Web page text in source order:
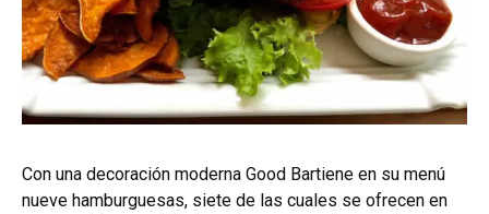
Con una decoración moderna Good Bartiene en su menú
nueve hamburguesas, siete de las cuales se ofrecen en